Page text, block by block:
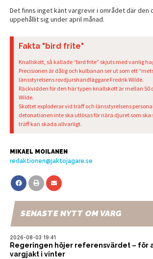
Fakta "bird frite"
Knallskott, så kallade “bird frite” skjuts med vanlig
Precisionen är dålig och kulbanan ser ut som ett
länsstyrelsens rovdjurshandläggare Fredrik Wilde.
Räckvidden för den här typen knallskott är mellan 50
Wilde.
Skottet exploderar vid träff och länsstyrelsens
detonationen inte ska utlösas för nära djuret som
träff kan skada allvarligt.
Det finns inget känt vargrevir i området där den
uppehållit sig under april månad.
MIKAEL MOILANEN
redaktionen@jaktojagare.se
SENASTE NYTT OM VARG
2026-08-03 19:41
Regeringen höjer referensvärdet – för
vargjakt i vinter